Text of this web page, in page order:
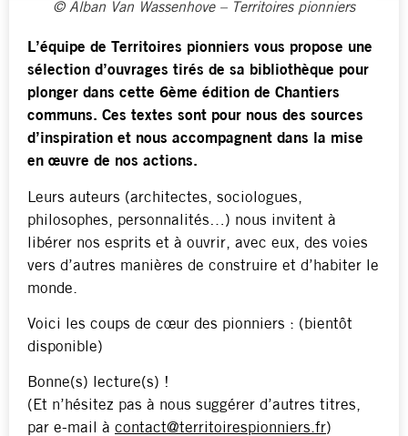
© Alban Van Wassenhove – Territoires pionniers
L’équipe de Territoires pionniers vous propose une
sélection d’ouvrages tirés de sa bibliothèque pour
plonger dans cette 6ème édition de Chantiers
communs. Ces textes sont pour nous des sources
d’inspiration et nous accompagnent dans la mise
en œuvre de nos actions.
Leurs auteurs (architectes, sociologues,
philosophes, personnalités…) nous invitent à
libérer nos esprits et à ouvrir, avec eux, des voies
vers d’autres manières de construire et d’habiter le
monde.
Voici les coups de cœur des pionniers : (bientôt
disponible)
Bonne(s) lecture(s) !
(Et n’hésitez pas à nous suggérer d’autres titres,
par e-mail à contact@territoirespionniers.fr)